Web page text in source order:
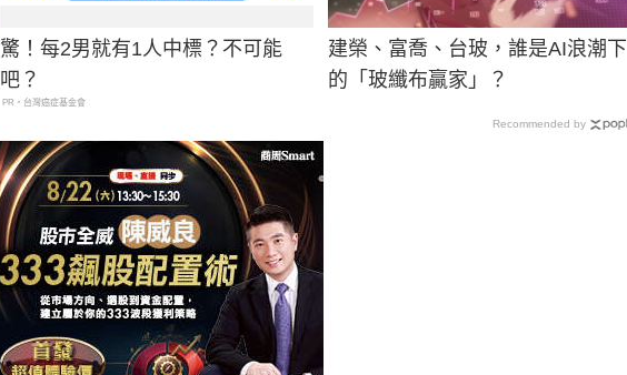
驚！每2男就有1人中標？不可能
吧？
PR・台灣癌症基金會
建榮、富喬、台玻，誰是AI浪潮下
的「玻纖布贏家」？
Recommended by